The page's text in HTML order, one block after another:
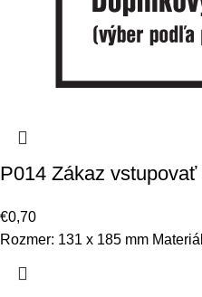
P014 Zákaz
€0,70
Rozmer: 131 x 185 mm